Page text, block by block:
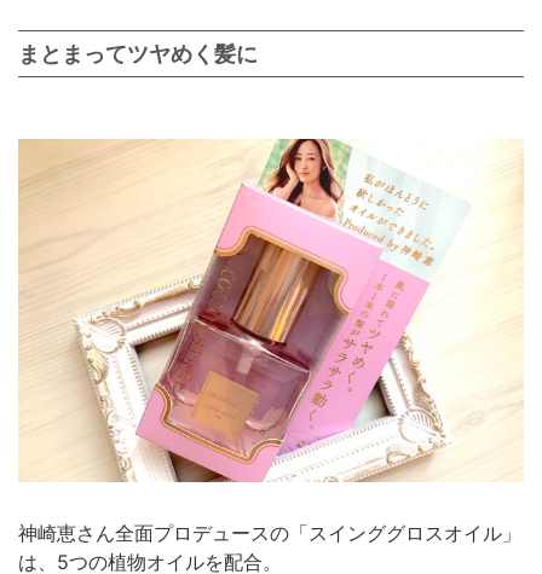
まとまってツヤめく髪に
神崎恵さん全面プロデュースの「スインググロスオイル」
は、5つの植物オイルを配合。